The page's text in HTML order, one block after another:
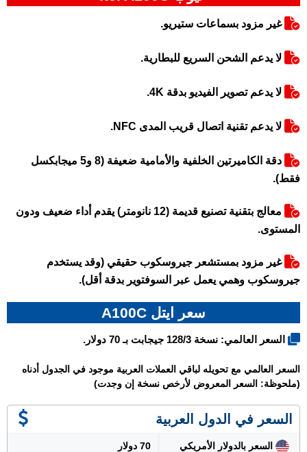
غير مزود بسماعات ستيريو.
لا يدعم الشحن السريع للبطارية.
لا يدعم تصوير الفيديو بدقة 4K.
لا يدعم تقنية اتصال قريب المدى NFC.
دقة الكاميرتين الخلفية والأمامية ضعيفة (8 و5 ميجابكسل
فقط).
معالج بتقنية تصنيع قديمة (12 نانومتر) يقدم أداء ضعيف ودون
المستوى.
غير مزود بمستشعر جيروسكوب حقيقي (وقد يستخدم
جيروسكوب وهمي يعمل عبر السوفتوير بدقة أقل).
سعر ايتل A100C
السعر العالمي: نسخة 128/3 جيجابت بـ 70 دولار.
السعر العالمي مع تحويله لباقي العملات العربية موجود في الجدول أدناه
(ملحوظة: السعر المعروض لأرخص نسخة إن وجدت)
السعر في الدول العربية
السعر بالدولار الأمريكي 70 دولار